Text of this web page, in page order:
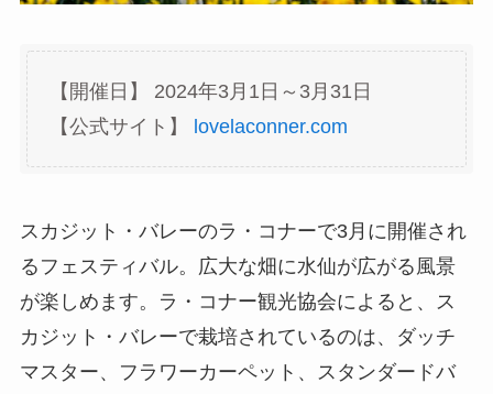
【開催日】 2024年3月1日～3月31日
【公式サイト】
lovelaconner.com
スカジット・バレーのラ・コナーで3月に開催され
るフェスティバル。広大な畑に水仙が広がる風景
が楽しめます。ラ・コナー観光協会によると、ス
カジット・バレーで栽培されているのは、ダッチ
マスター、フラワーカーペット、スタンダードバ